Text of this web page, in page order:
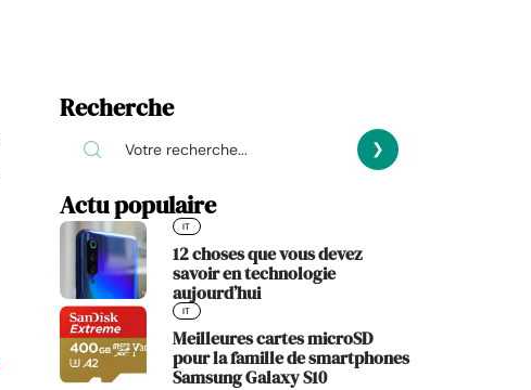
Recherche
Actu populaire
IT
12 choses que vous devez
savoir en technologie
aujourd’hui
IT
Meilleures cartes microSD
pour la famille de smartphones
Samsung Galaxy S10